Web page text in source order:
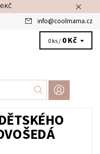
KČ
info@coolmama.cz
0 ks / 0 Kč